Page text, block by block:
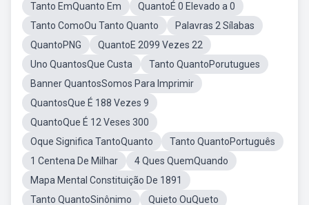
Tanto EmQuanto Em
QuantoÉ 0 Elevado a 0
Tanto ComoOu Tanto Quanto
Palavras 2 Sílabas
QuantoPNG
QuantoE 2099 Vezes 22
Uno QuantosQue Custa
Tanto QuantoPorutugues
Banner QuantosSomos Para Imprimir
QuantosQue É 188 Vezes 9
QuantoQue É 12 Veses 300
Oque Significa TantoQuanto
Tanto QuantoPortuguês
1 Centena De Milhar
4 Ques QuemQuando
Mapa Mental Constituição De 1891
Tanto QuantoSinônimo
Quieto OuQueto